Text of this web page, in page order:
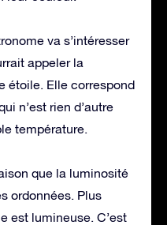
va s’intéresser
appeler la
étoile. Elle correspond
n’est rien d’autre
température.
que la luminosité
ordonnées. Plus
est lumineuse. C’est